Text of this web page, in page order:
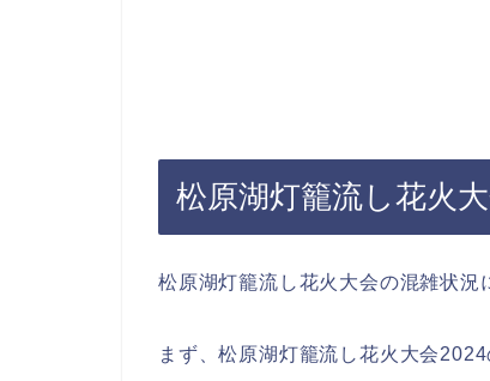
松原湖灯籠流し花火
松原湖灯籠流し花火大会の混雑状況
まず、松原湖灯籠流し花火大会